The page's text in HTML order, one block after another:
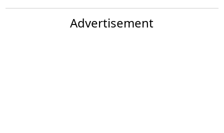
Advertisement